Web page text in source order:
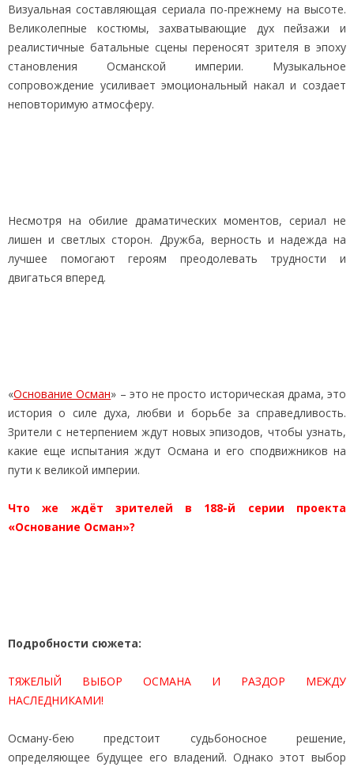
Визуальная составляющая сериала по-прежнему на высоте.
Великолепные костюмы, захватывающие дух пейзажи и
реалистичные батальные сцены переносят зрителя в эпоху
становления Османской империи. Музыкальное
сопровождение усиливает эмоциональный накал и создает
неповторимую атмосферу.
Несмотря на обилие драматических моментов, сериал не
лишен и светлых сторон. Дружба, верность и надежда на
лучшее помогают героям преодолевать трудности и
двигаться вперед.
«Основание Осман» – это не просто историческая драма, это
история о силе духа, любви и борьбе за справедливость.
Зрители с нетерпением ждут новых эпизодов, чтобы узнать,
какие еще испытания ждут Османа и его сподвижников на
пути к великой империи.
Что же ждёт зрителей в 188-й серии проекта
«Основание Осман»?
Подробности сюжета:
ТЯЖЕЛЫЙ ВЫБОР ОСМАНА И РАЗДОР МЕЖДУ
НАСЛЕДНИКАМИ!
Осману-бею предстоит судьбоносное решение,
определяющее будущее его владений. Однако этот выбор